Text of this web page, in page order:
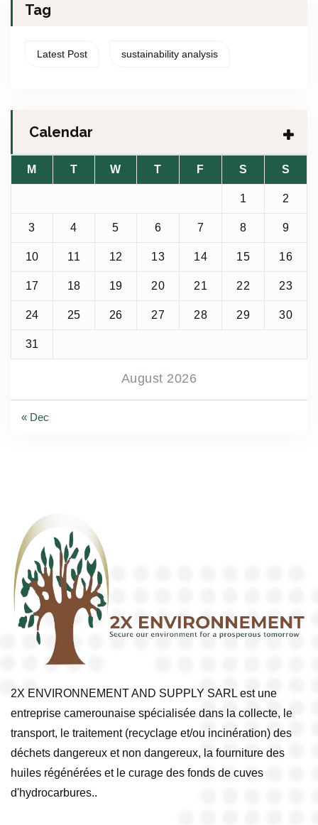
Tag
Latest Post sustainability analysis
Calendar
August 2026
M T W T F S S
1 2
3 4 5 6 7 8 9
10 11 12 13 14 15 16
17 18 19 20 21 22 23
24 25 26 27 28 29 30
31
« Dec
2X ENVIRONNEMENT AND SUPPLY SARL est une
entreprise camerounaise spécialisée dans la collecte, le
transport, le traitement (recyclage et/ou incinération) des
déchets dangereux et non dangereux, la fourniture des
huiles régénérées et le curage des fonds de cuves
d'hydrocarbures..